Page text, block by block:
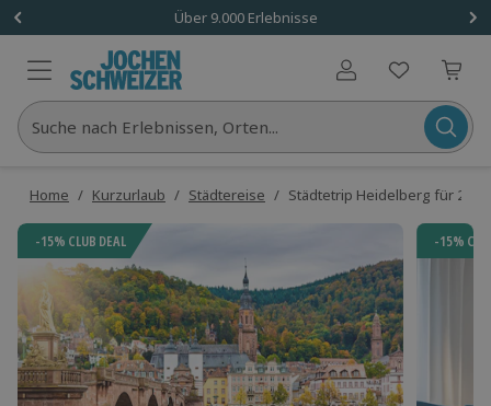
Über 9.000 Erlebnisse
Benutzerkonto
Suche nach Erlebnissen, Orten...
Home / Kurzurlaub / Städtereise / Städtetrip Heidelberg für 2 (2
-15% CLUB DEAL -15%